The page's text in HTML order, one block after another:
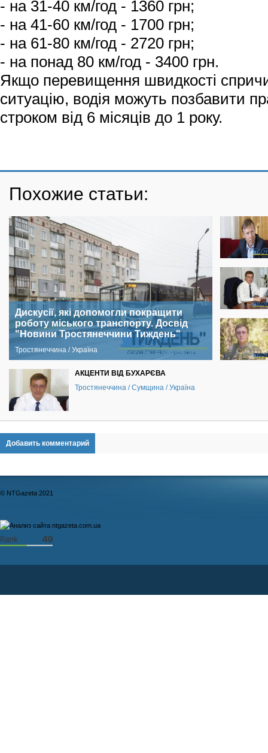
- на 31-40 км/год - 1360 грн;
- на 41-60 км/год - 1700 грн;
- на 61-80 км/год - 2720 грн;
- на понад 80 км/год - 3400 грн.
Якщо перевищення швидкості
ситуацію, водія можуть позбавити
строком від 6 місяців до 1 року.
Похожие статьи:
Дискусії, які допомогли покращити
роботу міського транспорту. Досвід
"Новини Тростянеччини Тиждень"
Тростянеччина / Україна
АКЦЕНТИ ВІД БУХАРЄВА
Тростянеччина / Сумщина / Україна
Добавить комментарий
© NTGazeta 2021